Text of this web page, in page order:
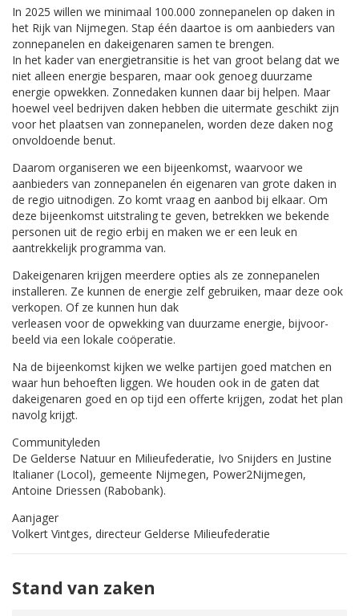
In 2025 willen we minimaal 100.000 zonnepanelen op daken in
het Rijk van Nijmegen. Stap één daartoe is om aanbieders van
zonnepanelen en dakeigenaren samen te brengen.
In het kader van energietransitie is het van groot belang dat we
niet alleen energie besparen, maar ook genoeg duurzame
energie opwekken. Zonnedaken kunnen daar­ bij helpen. Maar
hoewel veel bedrijven daken hebben die uitermate geschikt zijn
voor het plaatsen van zonne­panelen, worden deze daken nog
onvoldoende benut.
Daarom organiseren we een bijeenkomst, waarvoor we
aanbieders van zonnepanelen én eigenaren van grote daken in
de regio uitnodigen. Zo komt vraag en aanbod bij elkaar. Om
deze bijeenkomst uitstraling te geven, betrekken we bekende
personen uit de regio erbij en maken we er een leuk en
aantrekkelijk programma van.
Dakeigenaren krijgen meerdere opties als ze zonnepa­nelen
installeren. Ze kunnen de energie zelf gebruiken, maar deze ook
verkopen. Of ze kunnen hun dak
verlea­sen voor de opwekking van duurzame energie, bijvoor­
beeld via een lokale coöperatie.
Na de bijeenkomst kijken we welke partijen goed mat­chen en
waar hun behoeften liggen. We houden ook in de gaten dat
dakeigenaren goed en op tijd een offerte krijgen, zodat het plan
navolg krijgt.
Communityleden
De Gelderse Natuur en Milieufederatie, Ivo Snijders en Justine
Italianer (Locol), gemeente Nijmegen, Power2Nijmegen,
Antoine Driessen (Rabobank).
Aanjager
Volkert Vintges, directeur Gelderse Milieufederatie
Stand van zaken